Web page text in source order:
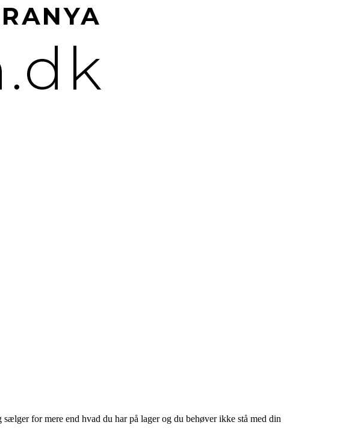
for mere end hvad du har på lager og du behøver ikke stå med din